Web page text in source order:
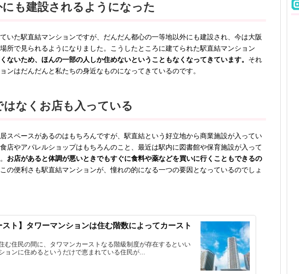
にも建設されるようになった
いた駅直結マンションですが、だんだん都心の一等地以外にも建設され、今は大阪
所で見られるようになりました。こうしたところに建てられた駅直結マンション
ないため、ほんの一部の人しか住めないということもなくなってきています。 それ
ンはだんだんと私たちの身近なものになってきているのです。
はなくお店も入っている
スペースがあるのはもちろんですが、駅直結という好立地から商業施設が入ってい
店やアパレルショップはもちろんのこと、最近は駅内に図書館や保育施設が入って
お店があると体調が悪いときでもすぐに食料や薬などを買いに行くこともできるの
この便利さも駅直結マンションが、憧れの的になる一つの要因となっているのでしょ
スト】タワーマンションは住む階数によってカースト
む住民の間に、タワマンカーストなる階級制度が存在するといい
ョンに住めるというだけで恵まれている住民が...